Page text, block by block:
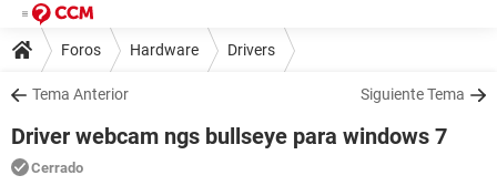
Foros Hardware Drivers
Tema Anterior Siguiente Tema
Driver webcam ngs bullseye para windows 7
Cerrado